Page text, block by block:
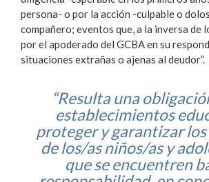
persona- o por la acción -culpable o
compañero; eventos que, a la inversa de
por el apoderado del GCBA en su
situaciones extrañas o ajenas al deudor”.
“Resulta una
establecimientos
proteger y garantizar
de los/as niños/as y
que se encuentren